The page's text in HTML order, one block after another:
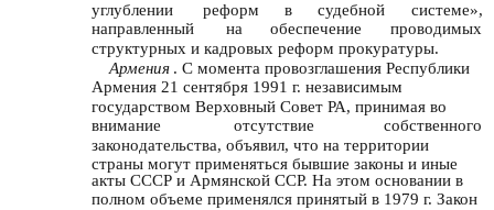
углублении
реформ в судебной
системе»,
направленный
на обеспечение
проводимых
структурных и кадровых реформ прокуратуры.
Армения . С момента провозглашения Республики
Армения 21 сентября 1991 г. независимым
государством Верховный Совет РА, принимая во
внимание
отсутствие
собственного
законодательства, объявил, что на территории
страны могут применяться бывшие законы и иные
акты СССР и Армянской ССР. На этом основании в
полном объеме применялся принятый в 1979 г. Закон